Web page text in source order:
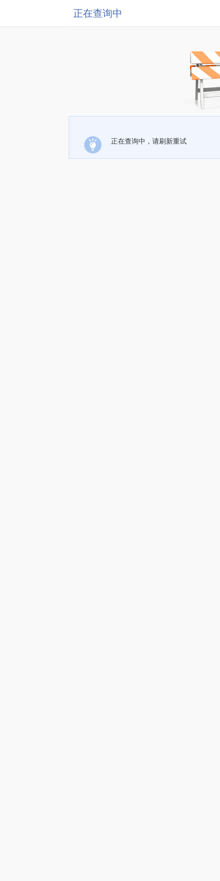
正在查询中
正在查询中，请刷新重试